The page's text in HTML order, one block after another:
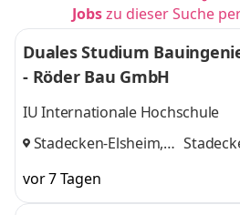
Jobszu dieser Suche
Duales Studium
- Röder Bau GmbH
IU Internationale Hochschule
Stadecken-Elsheim,
vor 7 Tagen